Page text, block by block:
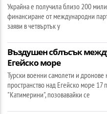
Украйна е получила близо 200
финансиране от международни
заяви в четвъртък у
Въздушен сблъсък
Егейско море
Турски военни самолети и
пространство над Егейско море 17
"Катимерини", позовавайки се